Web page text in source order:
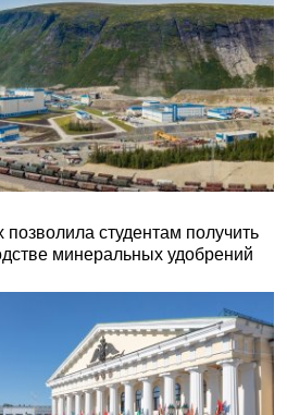
позволила студентам получить
минеральных удобрений